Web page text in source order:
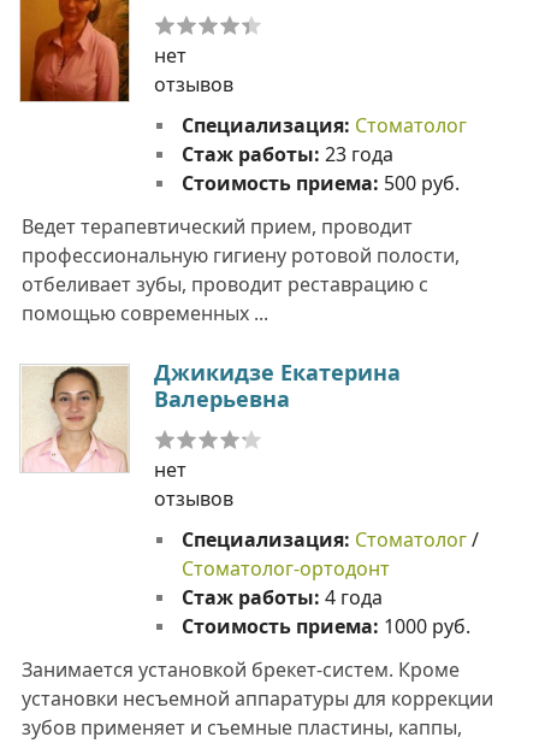
нет
отзывов
Специализация: Стоматолог
Стаж работы: 23 года
Стоимость приема: 500 руб.
Ведет терапевтический прием, проводит
профессиональную гигиену ротовой полости,
отбеливает зубы, проводит реставрацию с
помощью современных ...
Джикидзе Екатерина
Валерьевна
нет
отзывов
Специализация: Стоматолог/
Стоматолог-ортодонт
Стаж работы: 4 года
Стоимость приема: 1000 руб.
Занимается установкой брекет-систем. Кроме
установки несъемной аппаратуры для коррекции
зубов применяет и съемные пластины, каппы,